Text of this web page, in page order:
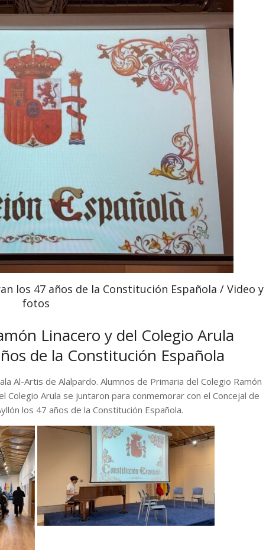
los 47 años de la Constitución Española / Video y
fotos
Linacero y del Colegio Arula
de la Constitución Española
Al-Artis de Alalpardo. Alumnos de Primaria del Colegio Ramón
Colegio Arula se juntaron para conmemorar con el Concejal de
los 47 años de la Constitución Española.